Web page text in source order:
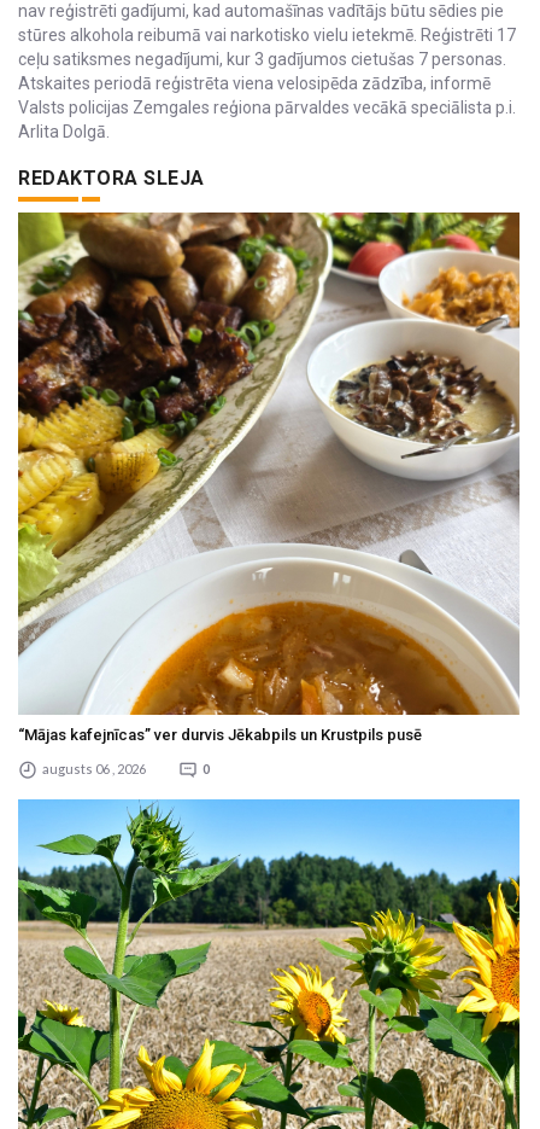
nav reģistrēti gadījumi, kad automašīnas vadītājs būtu sēdies pie
stūres alkohola reibumā vai narkotisko vielu ietekmē. Reģistrēti 17
ceļu satiksmes negadījumi, kur 3 gadījumos cietušas 7 personas.
Atskaites periodā reģistrēta viena velosipēda zādzība, informē
Valsts policijas Zemgales reģiona pārvaldes vecākā speciālista p.i.
Arlita Dolgā.
REDAKTORA SLEJA
“Mājas kafejnīcas” ver durvis Jēkabpils un Krustpils pusē
augusts 06 , 2026 0